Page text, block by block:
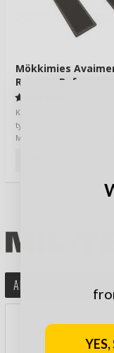
Mökkimies
Remove Before
Kankainen remove
tyylinen avaimenperä
Mökkimiehen liekillä ja
ARVOSTELE TÄMÄ